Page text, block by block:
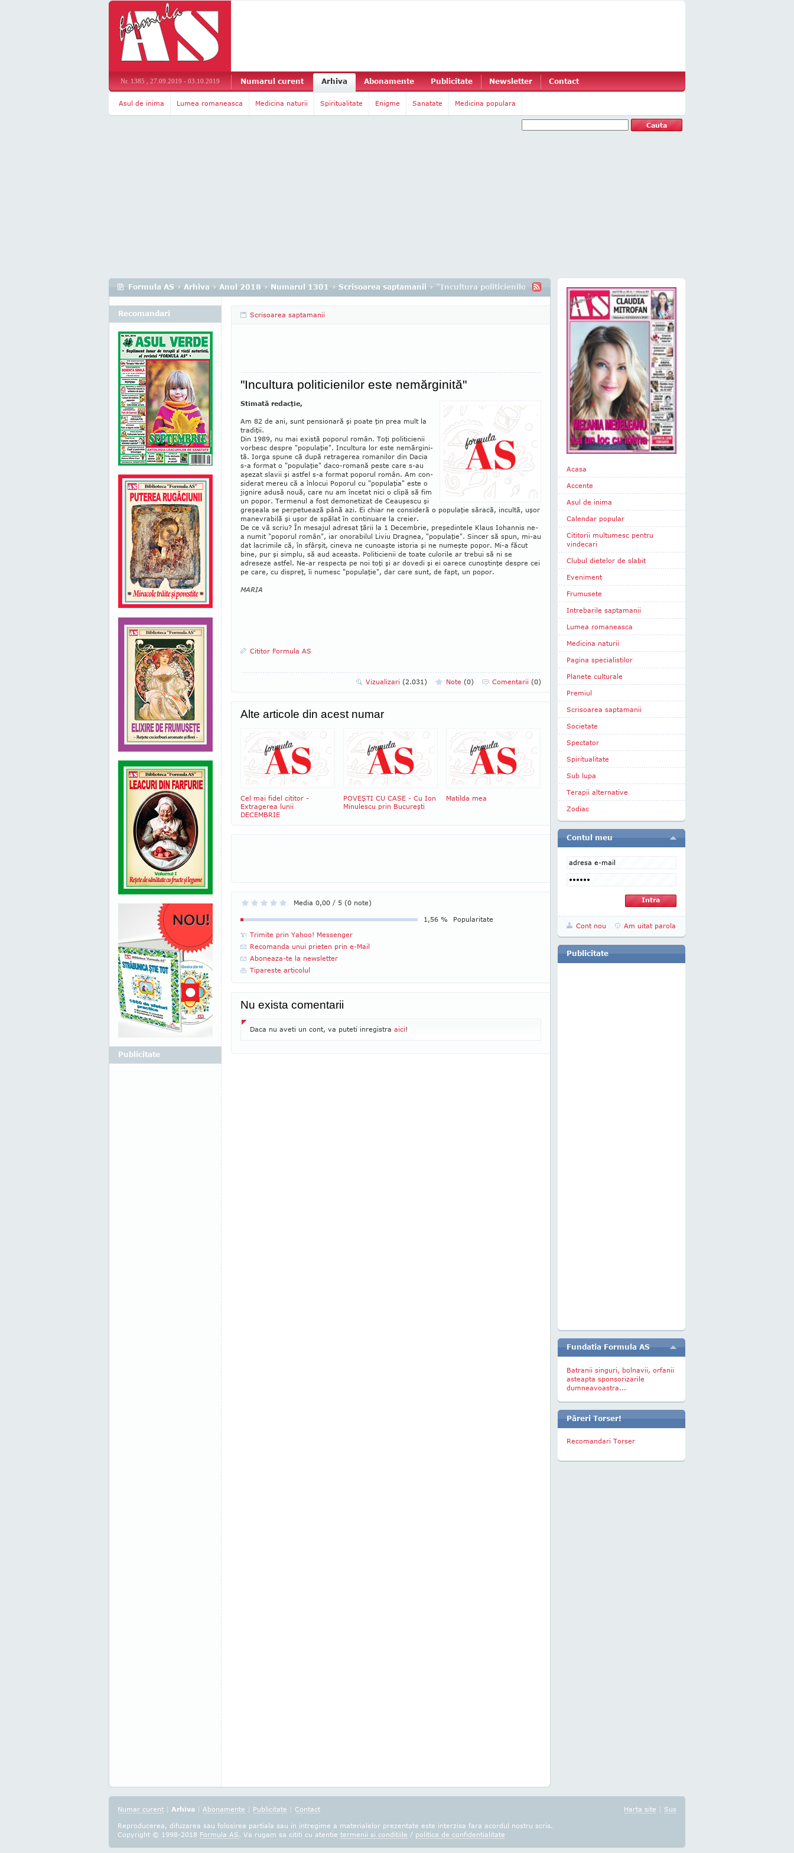
Nr. 1385 , 27.09.2019 - 03.10.2019 Numarul curent Arhiva Abonamente Publicitate Newsletter Contact
Asul de inima Lumea romaneasca Medicina naturii Spiritualitate Enigme Sanatate Medicina populara
Formula AS › Arhiva › Anul 2018 › Numarul 1301 › Scrisoarea saptamanii › "Incultura politicienilor este nemărginită"
Scrisoarea saptamanii
"Incultura politicienilor este nemărginită"
Stimată redacţie,
Am 82 de ani, sunt pensionară şi poate ţin prea mult la
tradiţii.
Din 1989, nu mai există poporul ro­mân. Toţi politicienii
vorbesc despre "popu­­laţie". Incultura lor este ne­măr­gi­ni­
tă. Iorga spune că după retragerea ro­ma­nilor din Dacia
s-a format o "populaţie" daco-ro­mană peste care s-au
aşezat slavii şi ast­fel s-a format poporul român. Am con­
si­derat mereu că a înlocui Poporul cu "popu­laţia" este o
jignire adusă nouă, care nu am încetat nici o clipă să fim
un popor. Termenul a fost demonetizat de Ceauşescu şi
greşeala se perpetuează până azi. Ei chiar ne consideră o popu­laţie săracă, incultă, uşor
manevrabilă şi uşor de spălat în continuare la creier.
De ce vă scriu? În mesajul adresat ţării la 1 Decembrie, preşedintele Klaus Io­hannis ne-
a numit "poporul român", iar onorabilul Liviu Dragnea, "populaţie". Sincer să spun, mi-au
dat lacrimile că, în sfâr­şit, cineva ne cunoaşte istoria şi ne nu­meşte popor. Mi-a făcut
bine, pur şi sim­plu, să aud aceasta. Politicienii de toate culorile ar trebui să ni se
adreseze astfel. Ne-ar respecta pe noi toţi şi ar do­vedi şi ei oarece cunoştinţe despre cei
pe care, cu dis­preţ, îi numesc "populaţie", dar care sunt, de fapt, un popor.
MARIA
Cititor Formula AS
Vizualizari (2.031) Note (0) Comentarii (0)
Alte articole din acest numar
Cel mai fidel cititor -
Extragerea lunii
DECEMBRIE
POVEŞTI CU CASE - Cu Ion
Minulescu prin Bucureşti
Matilda mea
Media 0,00 / 5 (0 note)
Popularitate
1,56 %
Trimite prin Yahoo! Messenger
Recomanda unui prieten prin e-Mail
Aboneaza-te la newsletter
Tipareste articolul
Nu exista comentarii
Daca nu aveti un cont, va puteti inregistra aici!
Recomandari
Publicitate
Acasa
Accente
Asul de inima
Calendar popular
Cititorii multumesc pentru
vindecari
Clubul dietelor de slabit
Eveniment
Frumusete
Intrebarile saptamanii
Lumea romaneasca
Medicina naturii
Pagina specialistilor
Planete culturale
Premiul
Scrisoarea saptamanii
Societate
Spectator
Spiritualitate
Sub lupa
Terapii alternative
Zodiac
Contul meu
Cont nou Am uitat parola
Publicitate
Fundatia Formula AS
Batranii singuri, bolnavii, orfanii
asteapta sponsorizarile
dumneavoastra...
Păreri Torser!
Recomandari Torser
Harta site | Sus
Numar curent | Arhiva | Abonamente | Publicitate | Contact
Reproducerea, difuzarea sau folosirea partiala sau in intregime a materialelor prezentate este interzisa fara acordul nostru scris.
Copyright © 1998-2018 Formula AS. Va rugam sa cititi cu atentie termenii si conditiile / politica de confidentialitate